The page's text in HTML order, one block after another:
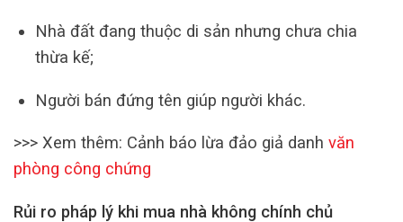
Nhà đất đang thuộc di sản nhưng chưa chia
thừa kế;
Người bán đứng tên giúp người khác.
>>> Xem thêm: Cảnh báo lừa đảo giả danh văn
phòng công chứng
Rủi ro pháp lý khi mua nhà không chính chủ